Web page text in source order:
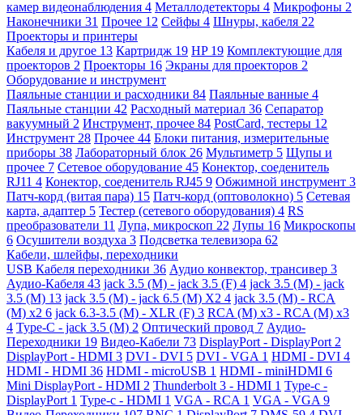
камер видеонаблюдения 4 Металлодетекторы 4 Микрофоны 2
Наконечники 31 Прочее 12 Сейфы 4 Шнуры, кабеля 22
Проекторы и принтеры
Кабеля и другое 13 Картридж 19 HP 19 Комплектующие для
проекторов 2 Проекторы 16 Экраны для проекторов 2
Оборудование и инструмент
Паяльные станции и расходники 84 Паяльные ванные 4
Паяльные станции 42 Расходный материал 36 Сепаратор
вакуумный 2 Инструмент, прочее 84 PostCard, тестеры 12
Инструмент 28 Прочее 44 Блоки питания, измерительные
приборы 38 Лабораторный блок 26 Мультиметр 5 Щупы и
прочее 7 Сетевое оборудование 45 Конектор, соеденитель
RJ11 4 Конектор, соеденитель RJ45 9 Обжимной инструмент 3
Патч-корд (витая пара) 15 Патч-корд (оптоволокно) 5 Сетевая
карта, адаптер 5 Тестер (сетевого оборудования) 4 RS
преобразователи 11 Лупа, микроскоп 22 Лупы 16 Микроскопы
6 Осушители воздуха 3 Подсветка телевизора 62
Кабели, шлейфы, переходники
USB Кабеля переходники 36 Аудио конвектор, трансивер 3
Аудио-Кабеля 43 jack 3.5 (M) - jack 3.5 (F) 4 jack 3.5 (M) - jack
3.5 (M) 13 jack 3.5 (M) - jack 6.5 (M) X2 4 jack 3.5 (M) - RCA
(M) x2 6 jack 6.3-3.5 (M) - XLR (F) 3 RCA (M) x3 - RCA (M) x3
4 Type-C - jack 3.5 (M) 2 Оптический провод 7 Аудио-
Переходники 19 Видео-Кабели 73 DisplayPort - DisplayPort 2
DisplayPort - HDMI 3 DVI - DVI 5 DVI - VGA 1 HDMI - DVI 4
HDMI - HDMI 36 HDMI - microUSB 1 HDMI - miniHDMI 6
Mini DisplayPort - HDMI 2 Thunderbolt 3 - HDMI 1 Type-c -
DisplayPort 1 Type-c - HDMI 1 VGA - RCA 1 VGA - VGA 9